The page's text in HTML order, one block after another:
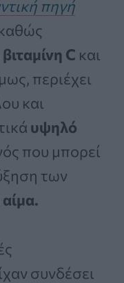
πηγή
βιταμίνη C και
περιέχει
και
υψηλό
που μπορεί
των
συνδέσει